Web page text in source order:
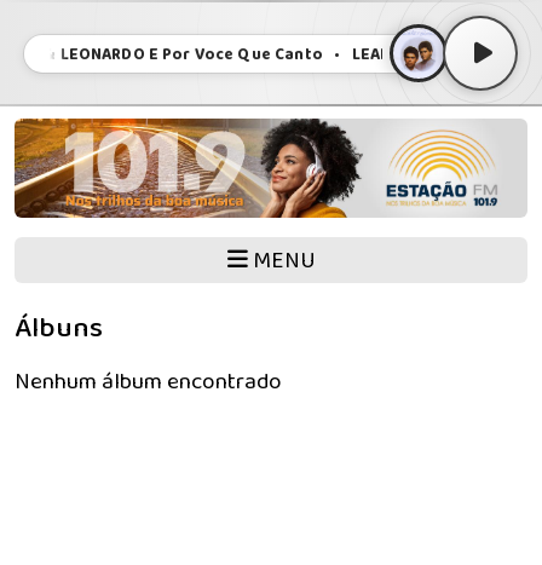
& LEONARDO E Por Voce Que Canto • LEANDRO & LEONARDO
MENU
Álbuns
Nenhum álbum encontrado